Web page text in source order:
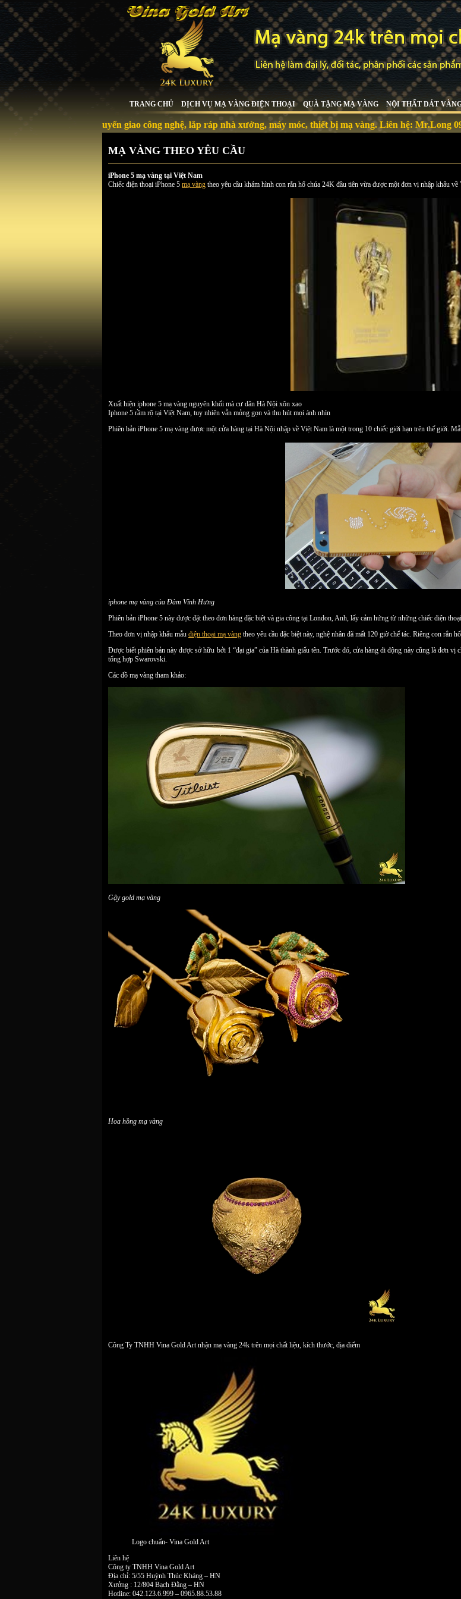
TRANG CHỦ DỊCH VỤ MẠ VÀNG ĐIỆN THOẠI QUÀ TẶNG MẠ VÀNG NỘI THẤT DÁT
Chuyển giao công nghệ, lắp ráp nhà xưởng, máy móc, thiết bị mạ vàng. Liên hệ: Mr.Long
MẠ VÀNG THEO YÊU CẦU
iPhone 5 mạ vàng tại Việt Nam
Chiếc điện thoại iPhone 5 mạ vàng theo yêu cầu khảm hình con rắn hổ chúa 24K đầu tiên vừa được một đơn vị nhập khẩu
Xuất hiện iphone 5 mạ vàng nguyên khối mà cư dân Hà Nội xôn xao
Iphone 5 rầm rộ tại Việt Nam, tuy nhiên vẫn mỏng gọn và thu hút mọi ánh nhìn
Phiên bản iPhone 5 mạ vàng được một cửa hàng tại Hà Nội nhập về Việt Nam là một trong 10 chiếc giới hạn trên thế giới.
iphone mạ vàng của Đàm Vĩnh Hưng
Phiên bản iPhone 5 này được đặt theo đơn hàng đặc biệt và gia công tại London, Anh, lấy cảm hứng từ những chiếc điện
Theo đơn vị nhập khẩu mẫu điện thoại mạ vàng theo yêu cầu đặc biệt này, nghệ nhân đã mất 120 giờ chế tác. Riêng con rắn
Được biết phiên bản này được sở hữu bởi 1 “đại gia” của Hà thành giấu tên. Trước đó, cửa hàng di động này cũng là đơn
tổng hợp Swarovski.
Các đồ mạ vàng tham khảo:
Gậy gold mạ vàng
Hoa hồng mạ vàng
Công Ty TNHH Vina Gold Art nhận mạ vàng 24k trên mọi chất liệu, kích thước, địa điểm
Logo chuẩn- Vina Gold Art
Liên hệ
Công ty TNHH Vina Gold Art
Địa chỉ: 5/55 Huỳnh Thúc Kháng – HN
Xưởng : 12/804 Bạch Đằng – HN
Hotline: 042.123.6.999 – 0965.88.53.88